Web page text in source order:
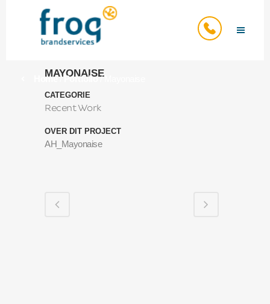
Home / Portfolio/Mayonaise
MAYONAISE
CATEGORIE
Recent Work
OVER DIT PROJECT
AH_Mayonaise